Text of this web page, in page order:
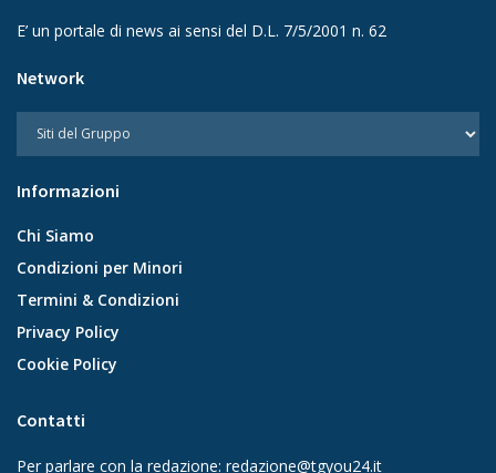
E’ un portale di news ai sensi del D.L. 7/5/2001 n. 62
Network
Informazioni
Chi Siamo
Condizioni per Minori
Termini & Condizioni
Privacy Policy
Cookie Policy
Contatti
Per parlare con la redazione: redazione@tgyou24.it